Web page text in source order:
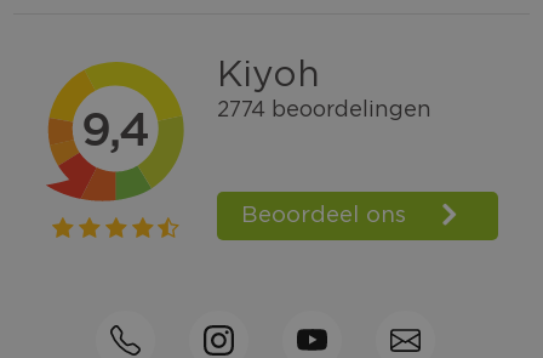
Gratis verzending vanaf € 100,=
Bel +31570592339
Spaarpunten
Shop the Look
Telefonisch bestellen ook mogelijk